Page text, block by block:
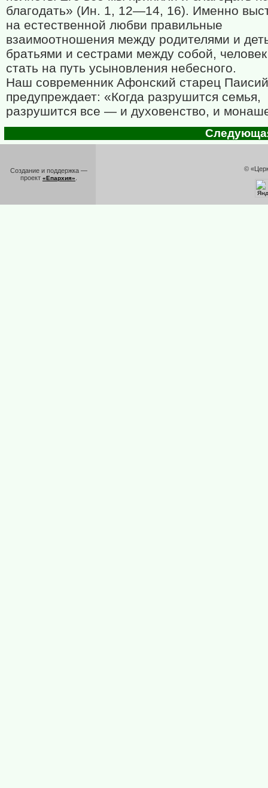
благодать» (Ин. 1, 12—14, 16). Именно
на естественной любви правильные
взаимоотношения между родителями и
братьями и сестрами между собой,
стать на путь усыновления небесного.
Наш современник Афонский старец Паисий
предупреждает: «Когда разрушится семья,
разрушится все — и духовенство, и
Создание и поддержка —
проект «Епархия»
©